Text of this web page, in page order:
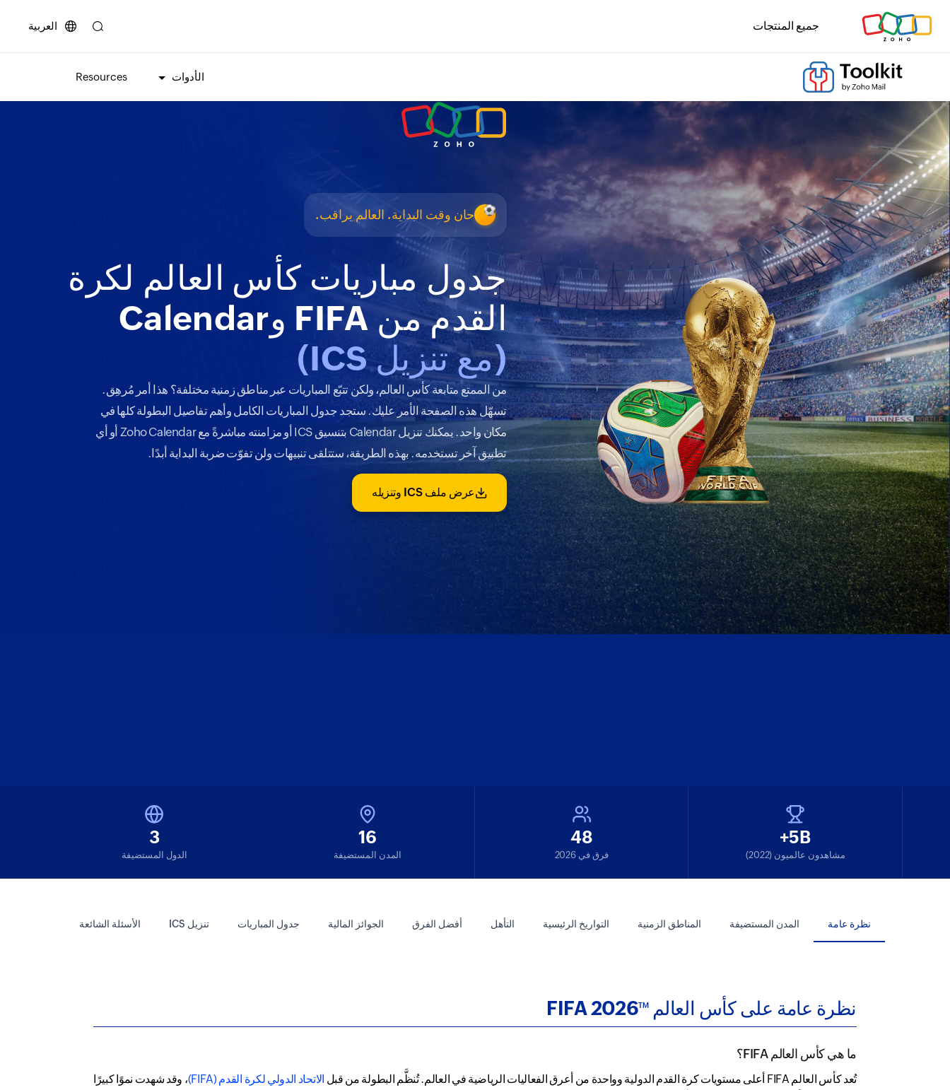
جميع المنتجات العربية
الأدوات Resources
حان وقت البداية. العالم يراقب.
جدول مباريات كأس العالم لكرة
القدم من FIFA وCalendar
(مع تنزيل ICS)
من الممتع متابعة كأس العالم، ولكن تتبّع المباريات عبر مناطق زمنية مختلفة؟ هذا أمر مُرهِق.
تسهّل هذه الصفحة الأمر عليك. ستجد جدول المباريات الكامل وأهم تفاصيل البطولة كلها في
مكان واحد. يمكنك تنزيل Calendar بتنسيق ICS أو مزامنته مباشرةً مع Zoho Calendar أو أي
تطبيق آخر تستخدمه. بهذه الطريقة، ستتلقى تنبيهات ولن تفوّت ضربة البداية أبدًا.
عرض ملف ICS وتنزيله
5B+
مشاهدون عالميون (2022)
48
فرق في 2026
16
المدن المستضيفة
3
الدول المستضيفة
نظرة عامة المدن المستضيفة المناطق الزمنية التواريخ الرئيسية التأهل أفضل الفرق الجوائز المالية جدول المباريات تنزيل ICS الأسئلة الشائعة
نظرة عامة على كأس العالم FIFA 2026TM
ما هي كأس العالم FIFA؟
تُعد كأس العالم FIFA أعلى مستويات كرة القدم الدولية وواحدة من أعرق الفعاليات الرياضية في العالم. تُنظَّم البطولة من قبل الاتحاد الدولي لكرة القدم (FIFA)
، وقد شهدت نموًا كبيرًا